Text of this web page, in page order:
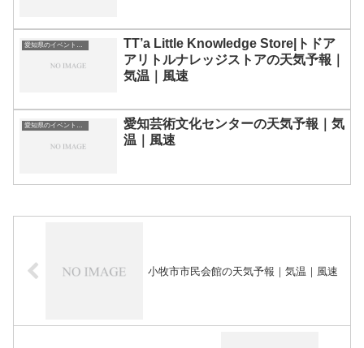
TT’a Little Knowledge Store|トドア
アリトルナレッジストアの天気予報｜
気温｜風速
愛知県のイベント会場一覧
愛知芸術文化センターの天気予報｜気
温｜風速
小牧市市民会館の天気予報｜気温｜風速